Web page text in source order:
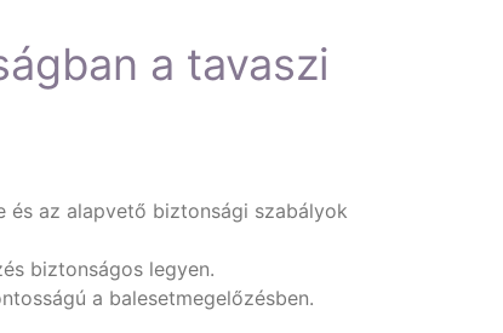
a tavaszi
az alapvető biztonsági szabályok
biztonságos legyen.
a balesetmegelőzésben.